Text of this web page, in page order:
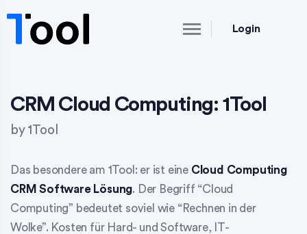
Login
CRM Cloud Computing: 1Tool
by1Tool
Das besondere am 1Tool: er ist eine Cloud Computing
CRM Software Lösung. Der Begriff “Cloud
Computing” bedeutet soviel wie “Rechnen in der
Wolke”. Kosten für Hard- und Software, IT-